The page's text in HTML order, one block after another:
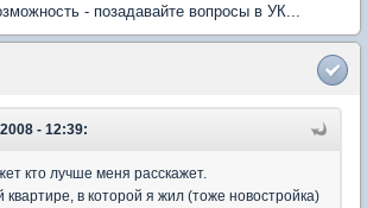
- позадавайте вопросы в УК...
- 12:39:
кто лучше меня расскажет.
в которой я жил (тоже новостройка)